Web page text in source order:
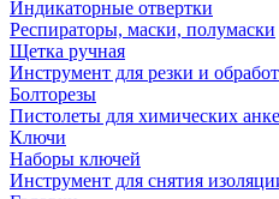
Индикаторные отвертки
Респираторы, маски, полумаски
Щетка ручная
Инструмент для резки и
Болторезы
Пистолеты для химических
Ключи
Наборы ключей
Инструмент для снятия